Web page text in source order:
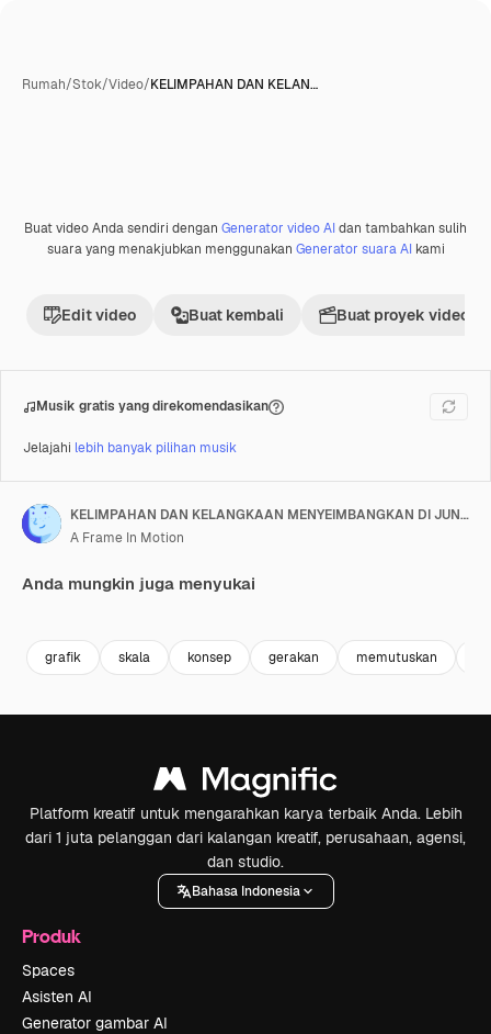
Rumah/Stok/Video/KELIMPAHAN DAN KELAN…
Premium
Buat video Anda sendiri dengan Generator video AIdan tambahkan sulih
suara yang menakjubkan menggunakan Generator suara AIkami
Edit video Buat kembali Buat proyek video
Musik gratis yang direkomendasikan
Jelajahi lebih banyak pilihan musik
KELIMPAHAN DAN KELANGKAAN MENYEIMBANGKAN DI JUNGKAT-JUNGKIT
A Frame In Motion
Anda mungkin juga menyukai
grafik skala konsep gerakan memutuskan
Platform kreatif untuk mengarahkan karya terbaik Anda. Lebih
dari 1 juta pelanggan dari kalangan kreatif, perusahaan, agensi,
dan studio.
Bahasa Indonesia
Produk
Spaces
Asisten AI
Generator gambar AI